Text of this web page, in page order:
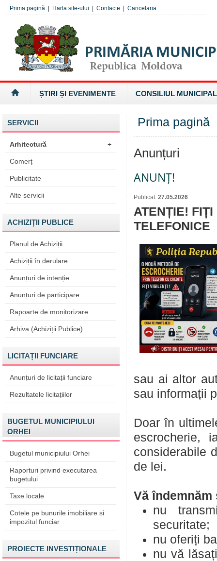
Prima pagină Harta site-ului Contacte Cancelaria
ȘTIRI ȘI EVENIMENTE CONSILIUL MUNICIPAL
SERVICII
Arhitectură +
Comerț
Publicitate
Alte servicii
ACHIZIȚII PUBLICE
Planul de Achiziții
Achiziții în derulare
Anunțuri de intenție
Anunțuri de participare
Rapoarte de monitorizare
Arhiva (Achiziții Publice)
LICITAȚII FUNCIARE
Anunțuri de licitații funciare
Rezultatele licitațiilor
BUGETUL MUNICIPIULUI
ORHEI
Bugetul municipiului Orhei
Raporturi privind executarea
bugetului
Taxe locale
Cotele pe bunurile imobiliare și
impozitul funciar
PROIECTE INVESTIȚIONALE
Prima pagină
Anunțuri
ANUNȚ!
Publicat: 27.05.2026
ATENȚIE!
TELEFONICE
sau ai altor
sau informații
Doar în
escrocherie,
considerabile
de lei.
Vă
nu
securitate;
nu oferiți
nu vă